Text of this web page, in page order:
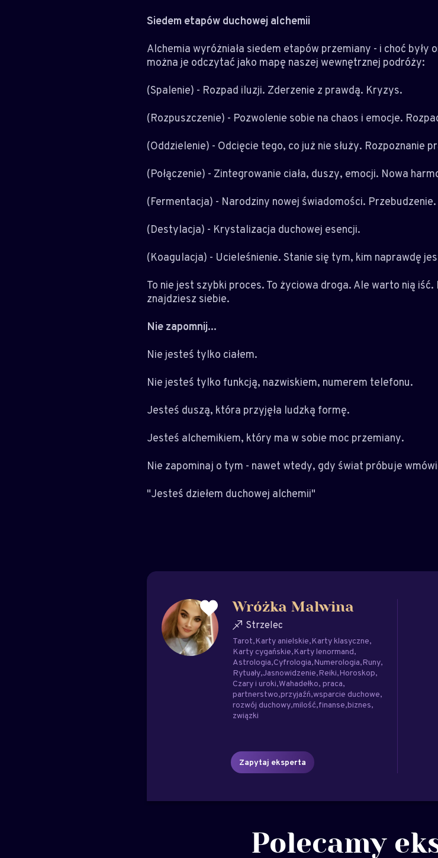
Siedem etapów duchowej alchemii
Alchemia wyróżniała siedem etapów przemiany - i choć
można je odczytać jako mapę naszej wewnętrznej podróży:
(Spalenie) - Rozpad iluzji. Zderzenie z prawdą. Kryzys.
(Rozpuszczenie) - Pozwolenie sobie na chaos i emocje.
(Oddzielenie) - Odcięcie tego, co już nie służy. Rozpoznanie
(Połączenie) - Zintegrowanie ciała, duszy, emocji. Nowa
(Fermentacja) - Narodziny nowej świadomości. Przebudzenie.
(Destylacja) - Krystalizacja duchowej esencji.
(Koagulacja) - Ucieleśnienie. Stanie się tym, kim naprawdę
To nie jest szybki proces. To życiowa droga. Ale warto nią
znajdziesz siebie.
Nie zapomnij...
Nie jesteś tylko ciałem.
Nie jesteś tylko funkcją, nazwiskiem, numerem telefonu.
Jesteś duszą, która przyjęła ludzką formę.
Jesteś alchemikiem, który ma w sobie moc przemiany.
Nie zapominaj o tym - nawet wtedy, gdy świat próbuje
"Jesteś dziełem duchowej alchemii"
Wróżka Malwina
Strzelec
Tarot Karty anielskie Karty klasyczne
Karty cygańskie Karty lenormand
Astrologia Cyfrologia Numerologia Runy
Rytuały Jasnowidzenie Reiki Horoskop
Czary i uroki Wahadełko praca
partnerstwo przyjaźń wsparcie duchowe
rozwój duchowy milość finanse biznes
związki
Zapytaj eksperta
Polecamy